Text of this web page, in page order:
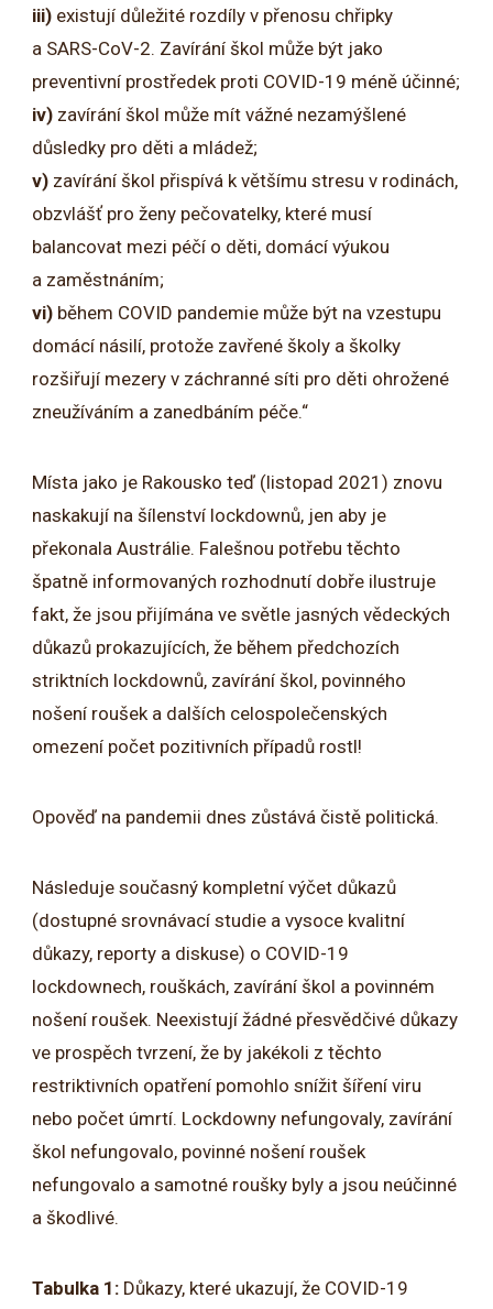
iii) existují důležité rozdíly v přenosu chřipky
a SARS-CoV-2. Zavírání škol může být jako
preventivní prostředek proti COVID-19 méně účinné;
iv) zavírání škol může mít vážné nezamýšlené
důsledky pro děti a mládež;
v) zavírání škol přispívá k většímu stresu v rodinách,
obzvlášť pro ženy pečovatelky, které musí
balancovat mezi péčí o děti, domácí výukou
a zaměstnáním;
vi) během COVID pandemie může být na vzestupu
domácí násilí, protože zavřené školy a školky
rozšiřují mezery v záchranné síti pro děti ohrožené
zneužíváním a zanedbáním péče.“
Místa jako je Rakousko teď (listopad 2021) znovu
naskakují na šílenství lockdownů, jen aby je
překonala Austrálie. Falešnou potřebu těchto
špatně informovaných rozhodnutí dobře ilustruje
fakt, že jsou přijímána ve světle jasných vědeckých
důkazů prokazujících, že během předchozích
striktních lockdownů, zavírání škol, povinného
nošení roušek a dalších celospolečenských
omezení počet pozitivních případů rostl!
Opověď na pandemii dnes zůstává čistě politická.
Následuje současný kompletní výčet důkazů
(dostupné srovnávací studie a vysoce kvalitní
důkazy, reporty a diskuse) o COVID-19
lockdownech, rouškách, zavírání škol a povinném
nošení roušek. Neexistují žádné přesvědčivé důkazy
ve prospěch tvrzení, že by jakékoli z těchto
restriktivních opatření pomohlo snížit šíření viru
nebo počet úmrtí. Lockdowny nefungovaly, zavírání
škol nefungovalo, povinné nošení roušek
nefungovalo a samotné roušky byly a jsou neúčinné
a škodlivé.
Tabulka 1: Důkazy, které ukazují, že COVID-19